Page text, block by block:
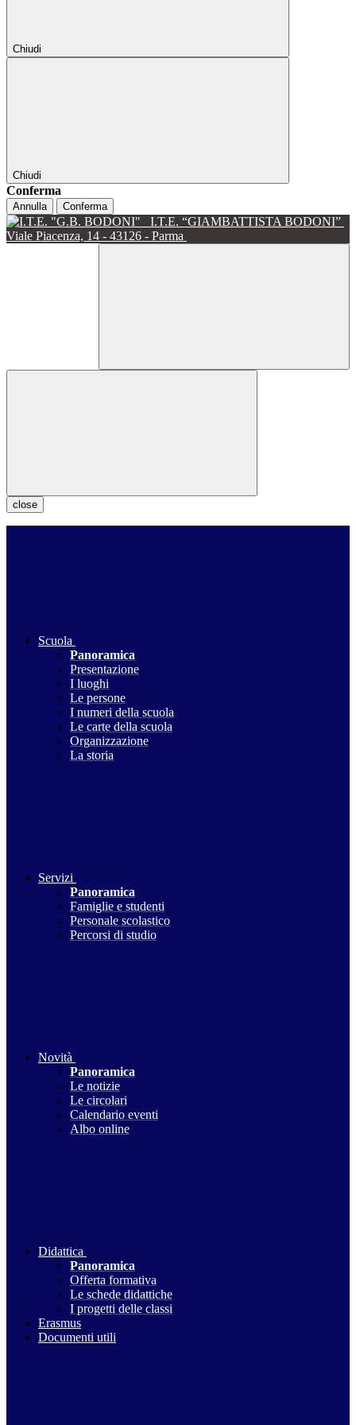
Chiudi
Chiudi
Conferma
Annulla Conferma
I.T.E. “GIAMBATTISTA BODONI”
Viale Piacenza, 14 - 43126 - Parma
close
Scuola
Panoramica
Presentazione
I luoghi
Le persone
I numeri della scuola
Le carte della scuola
Organizzazione
La storia
Servizi
Panoramica
Famiglie e studenti
Personale scolastico
Percorsi di studio
Novità
Panoramica
Le notizie
Le circolari
Calendario eventi
Albo online
Didattica
Panoramica
Offerta formativa
Le schede didattiche
I progetti delle classi
Erasmus
Documenti utili